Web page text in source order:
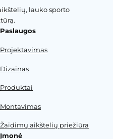
lauko sporto
Paslaugos
Projektavimas
Dizainas
Produktai
Montavimas
Žaidimų aikštelių priežiūra
Įmonė